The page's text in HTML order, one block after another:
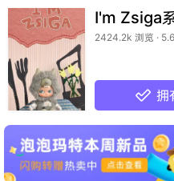
I'm Zsiga
2424.2k 浏览 ·
 拥